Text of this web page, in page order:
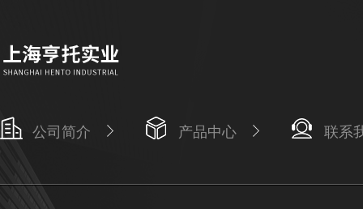
公司简介 产品中心 联系